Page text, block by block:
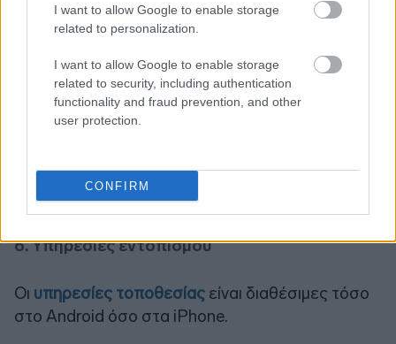
I want to allow Google to enable storage
related to personalization.
I want to allow Google to enable storage
related to security, including authentication
functionality and fraud prevention, and other
user protection.
CONFIRM
Ηνωμένο Βασίλειο το 2013/2014 και
συγκεκριμένα σε Ουαλίας, Σκωτίας και Βόρεια
Ιρλανδία, τον μεγαλύτερο αριθμό σεξουαλικών
αδικημάτων κατά την τελευταία δεκαετία.
Το τελευταίο πράγμα που θα θέλατε είναι να
φωτογραφίας το παιδί σας και να μάθει που είναι
το σχολείο του απλά με ένα κλικ.
6. Υπηρεσίες εντοπισμού
Οι υπηρεσίες τοποθεσίας είναι διαθέσιμες τόσο
στο Android όσο στα iPhone.